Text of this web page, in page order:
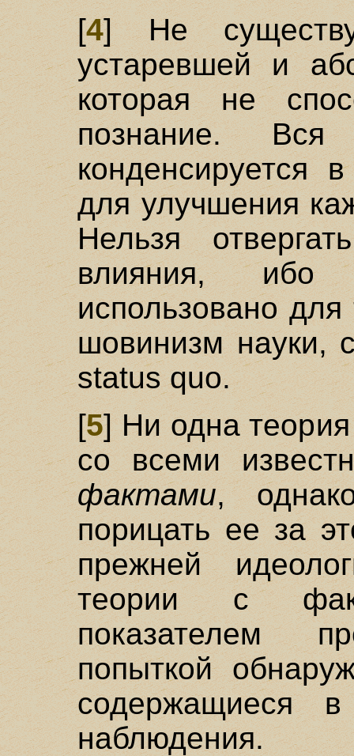
[4] Не
устаревшей и
которая не
познание.
конденсируется
для улучшения
Нельзя
влияния,
использовано для
шовинизм науки,
status quo.
[5] Ни одна теория
со всеми
фактами,
порицать ее за
прежней
теории с
показателем
попыткой
содержащиеся
наблюдения.